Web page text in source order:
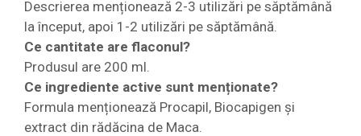
Descrierea menționează 2-3 utilizări pe săptămână
la început, apoi 1-2 utilizări pe săptămână.
Ce cantitate are flaconul?
Produsul are 200 ml.
Ce ingrediente active sunt menționate?
Formula menționează Procapil, Biocapigen și
extract din rădăcina de Maca.